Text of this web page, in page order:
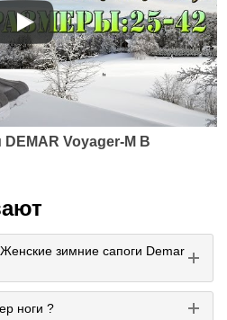
Voyager-M B
зимние сапоги Demar
ноги ?